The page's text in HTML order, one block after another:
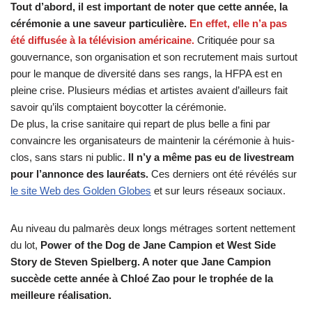
Tout d’abord, il est important de noter que cette année, la
cérémonie a une saveur particulière. En effet, elle n’a pas
été diffusée à la télévision américaine. Critiquée pour sa
gouvernance, son organisation et son recrutement mais surtout
pour le manque de diversité dans ses rangs, la HFPA est en
pleine crise. Plusieurs médias et artistes avaient d’ailleurs fait
savoir qu’ils comptaient boycotter la cérémonie.
De plus, la crise sanitaire qui repart de plus belle a fini par
convaincre les organisateurs de maintenir la cérémonie à huis-
clos, sans stars ni public.
Il n’y a même pas eu de livestream
pour l’annonce des lauréats. Ces derniers ont été révélés sur
le site Web des Golden Globes et sur leurs réseaux sociaux.
Au niveau du palmarès deux longs métrages sortent nettement
du lot, Power of the Dog de Jane Campion et West Side
Story de Steven Spielberg. A noter que Jane Campion
succède cette année à Chloé Zao pour le trophée de la
meilleure réalisation.